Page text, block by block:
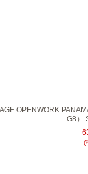
OPENWORK
G8）
(